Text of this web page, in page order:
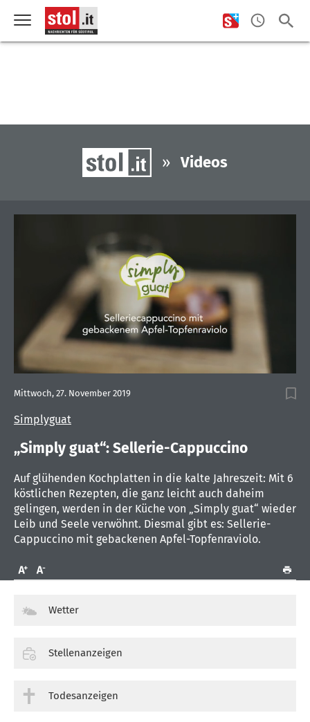
» Videos
seconds
of
minute,
seconds
Simplyguat
Mittwoch, 27. November 2019
„Simply guat“: Sellerie-Cappuccino
Auf glühenden Kochplatten in die kalte Jahreszeit: Mit 6
köstlichen Rezepten, die ganz leicht auch daheim
gelingen, werden in der Küche von „Simply guat“ wieder
Leib und Seele verwöhnt. Diesmal gibt es: Sellerie-
Cappuccino mit gebackenen Apfel-Topfenraviolo.
Wetter
Stellenanzeigen
Todesanzeigen